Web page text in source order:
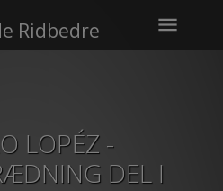
menu
LOPÉZ -
DEL I